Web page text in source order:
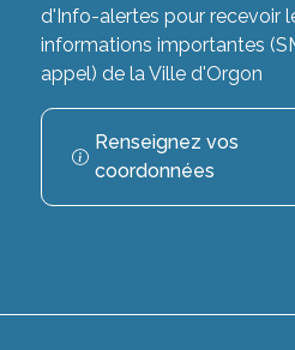
d'Info-alertes pour recevoir
informations importantes
appel) de la Ville d'Orgon
Renseignez vos
coordonnées